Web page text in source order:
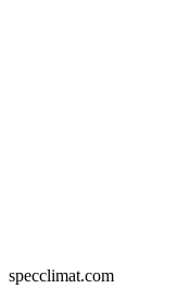
specclimat.com